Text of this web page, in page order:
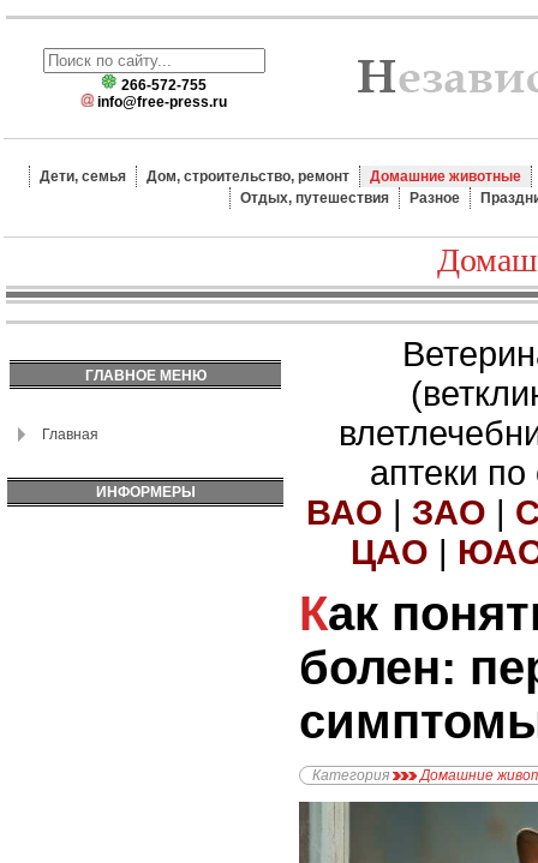
266-572-755
info@free-press.ru
Дети, семья Дом, строительство, ремонт
Домашние животные
Отдых, путешествия
Разное
ГЛАВНОЕ МЕНЮ
Главная
ИНФОРМЕРЫ
аптеки
ВАО | ЗАО |
ЦАО |
Как понять, что кролик
болен:
Категория Домашние